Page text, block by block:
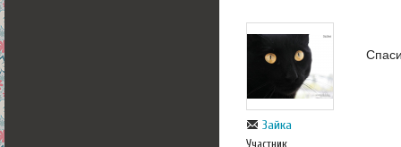
Зайка
Участник